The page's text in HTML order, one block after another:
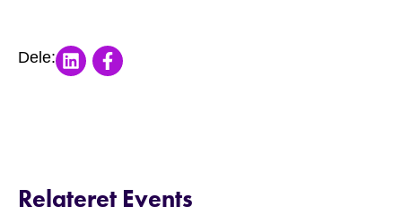
Dele: Share on LinkedIn
Share on Facebook
Relateret Events